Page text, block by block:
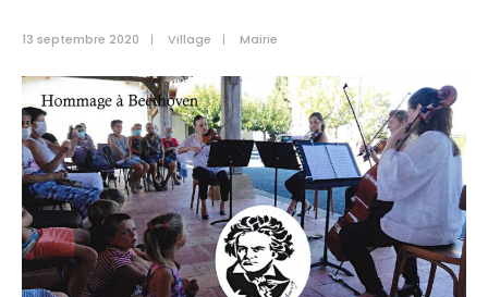
13 septembre 2020 | Village | Mairie